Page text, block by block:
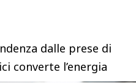
dalle prese di
converte l’energia